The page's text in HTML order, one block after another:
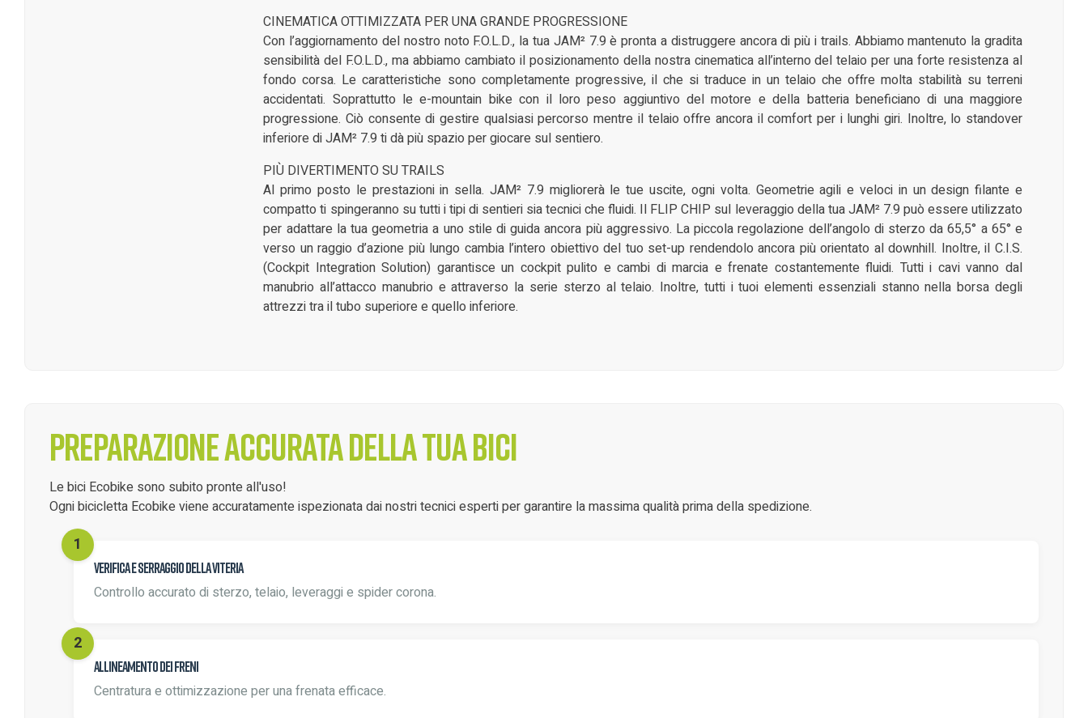
CINEMATICA OTTIMIZZATA PER UNA GRANDE PROGRESSIONE
Con l’aggiornamento del nostro noto F.O.L.D., la tua JAM² 7.9 è pronta a distruggere ancora di più i trails. Abbiamo mantenuto la gradita
sensibilità del F.O.L.D., ma abbiamo cambiato il posizionamento della nostra cinematica all’interno del telaio per una forte resistenza al
fondo corsa. Le caratteristiche sono completamente progressive, il che si traduce in un telaio che offre molta stabilità su terreni
accidentati. Soprattutto le e-mountain bike con il loro peso aggiuntivo del motore e della batteria beneficiano di una maggiore
progressione. Ciò consente di gestire qualsiasi percorso mentre il telaio offre ancora il comfort per i lunghi giri. Inoltre, lo standover
inferiore di JAM² 7.9 ti dà più spazio per giocare sul sentiero.
PIÙ DIVERTIMENTO SU TRAILS
Al primo posto le prestazioni in sella. JAM² 7.9 migliorerà le tue uscite, ogni volta. Geometrie agili e veloci in un design filante e
compatto ti spingeranno su tutti i tipi di sentieri sia tecnici che fluidi. Il FLIP CHIP sul leveraggio della tua JAM² 7.9 può essere utilizzato
per adattare la tua geometria a uno stile di guida ancora più aggressivo. La piccola regolazione dell’angolo di sterzo da 65,5° a 65° e
verso un raggio d’azione più lungo cambia l’intero obiettivo del tuo set-up rendendolo ancora più orientato al downhill. Inoltre, il C.I.S.
(Cockpit Integration Solution) garantisce un cockpit pulito e cambi di marcia e frenate costantemente fluidi. Tutti i cavi vanno dal
manubrio all’attacco manubrio e attraverso la serie sterzo al telaio. Inoltre, tutti i tuoi elementi essenziali stanno nella borsa degli
attrezzi tra il tubo superiore e quello inferiore.
Preparazione accurata della tua bici
Le bici Ecobike sono subito pronte all'uso!
Ogni bicicletta Ecobike viene accuratamente ispezionata dai nostri tecnici esperti per garantire la massima qualità prima della spedizione.
Verifica e serraggio della viteria
Controllo accurato di sterzo, telaio, leveraggi e spider corona.
Allineamento dei freni
Centratura e ottimizzazione per una frenata efficace.